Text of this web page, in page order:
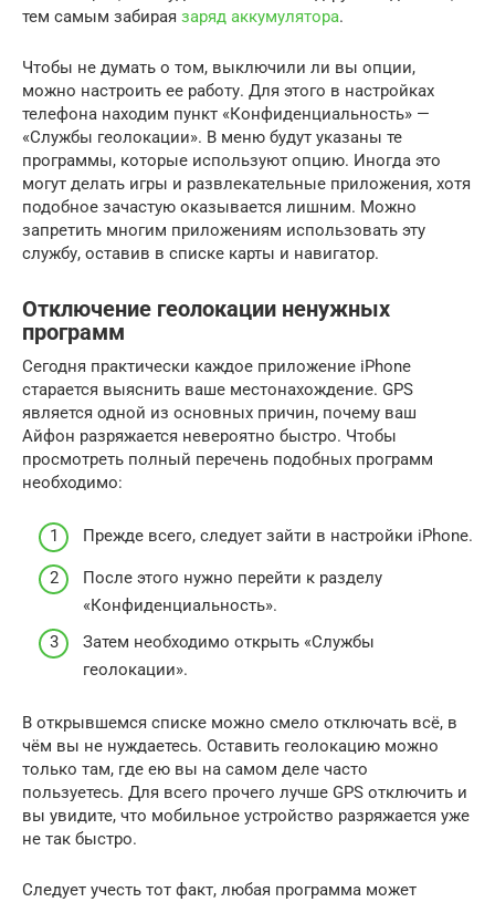
тем самым забирая заряд аккумулятора.
Чтобы не думать о том, выключили ли вы опции,
можно настроить ее работу. Для этого в настройках
телефона находим пункт «Конфиденциальность» —
«Службы геолокации». В меню будут указаны те
программы, которые используют опцию. Иногда это
могут делать игры и развлекательные приложения, хотя
подобное зачастую оказывается лишним. Можно
запретить многим приложениям использовать эту
службу, оставив в списке карты и навигатор.
Отключение геолокации ненужных
программ
Сегодня практически каждое приложение iPhone
старается выяснить ваше местонахождение. GPS
является одной из основных причин, почему ваш
Айфон разряжается невероятно быстро. Чтобы
просмотреть полный перечень подобных программ
необходимо:
Прежде всего, следует зайти в настройки iPhone.
После этого нужно перейти к разделу
«Конфиденциальность».
Затем необходимо открыть «Службы
геолокации».
В открывшемся списке можно смело отключать всё, в
чём вы не нуждаетесь. Оставить геолокацию можно
только там, где ею вы на самом деле часто
пользуетесь. Для всего прочего лучше GPS отключить и
вы увидите, что мобильное устройство разряжается уже
не так быстро.
Следует учесть тот факт, любая программа может